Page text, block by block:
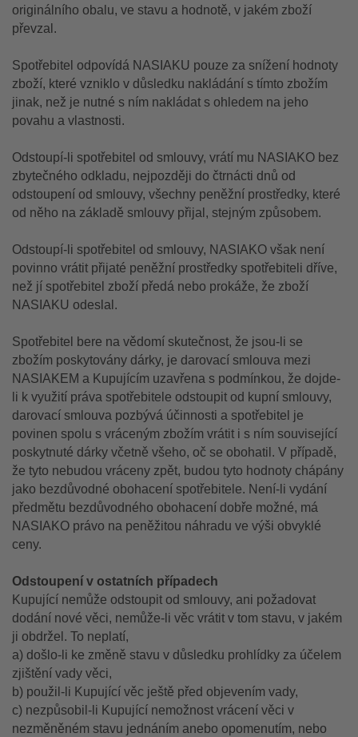
originálního obalu, ve stavu a hodnotě, v jakém zboží
převzal.
Spotřebitel odpovídá NASIAKU pouze za snížení hodnoty
zboží, které vzniklo v důsledku nakládání s tímto zbožím
jinak, než je nutné s ním nakládat s ohledem na jeho
povahu a vlastnosti.
Odstoupí-li spotřebitel od smlouvy, vrátí mu NASIAKO bez
zbytečného odkladu, nejpozději do čtrnácti dnů od
odstoupení od smlouvy, všechny peněžní prostředky, které
od něho na základě smlouvy přijal, stejným způsobem.
Odstoupí-li spotřebitel od smlouvy, NASIAKO však není
povinno vrátit přijaté peněžní prostředky spotřebiteli dříve,
než jí spotřebitel zboží předá nebo prokáže, že zboží
NASIAKU odeslal.
Spotřebitel bere na vědomí skutečnost, že jsou-li se
zbožím poskytovány dárky, je darovací smlouva mezi
NASIAKEM a Kupujícím uzavřena s podmínkou, že dojde-
li k využití práva spotřebitele odstoupit od kupní smlouvy,
darovací smlouva pozbývá účinnosti a spotřebitel je
povinen spolu s vráceným zbožím vrátit i s ním související
poskytnuté dárky včetně všeho, oč se obohatil. V případě,
že tyto nebudou vráceny zpět, budou tyto hodnoty chápány
jako bezdůvodné obohacení spotřebitele. Není-li vydání
předmětu bezdůvodného obohacení dobře možné, má
NASIAKO právo na peněžitou náhradu ve výši obvyklé
ceny.
Odstoupení v ostatních případech
Kupující nemůže odstoupit od smlouvy, ani požadovat
dodání nové věci, nemůže-li věc vrátit v tom stavu, v jakém
ji obdržel. To neplatí,
a) došlo-li ke změně stavu v důsledku prohlídky za účelem
zjištění vady věci,
b) použil-li Kupující věc ještě před objevením vady,
c) nezpůsobil-li Kupující nemožnost vrácení věci v
nezměněném stavu jednáním anebo opomenutím, nebo